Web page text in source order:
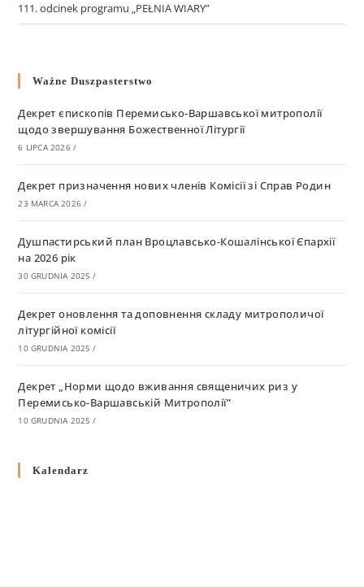
111. odcinek programu „PEŁNIA WIARY”
Ważne Duszpasterstwo
Декрет єпископів Перемисько-Варшавської митрополії
щодо звершування Божественної Літургії
6 LIPCA 2026 /
Декрет призначення нових членів Комісії зі Справ Родин
23 MARCA 2026 /
Душпастирський план Вроцлавсько-Кошалінської Єпархії
на 2026 рік
30 GRUDNIA 2025 /
Декрет оновлення та доповнення складу митрополичої
літургійної комісії
10 GRUDNIA 2025 /
Декрет „Норми щодо вживання священичих риз у
Перемисько-Варшавській Митрополії”
10 GRUDNIA 2025 /
григоріанським календарем
Kalendarz